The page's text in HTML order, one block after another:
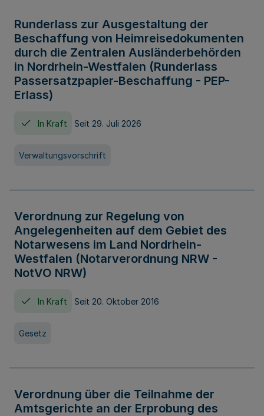
Runderlass zur Ausgestaltung der
Beschaffung von Heimreisedokumenten
durch die Zentralen Ausländerbehörden
in Nordrhein-Westfalen (Runderlass
Passersatzpapier-Beschaffung - PEP-
Erlass)
In Kraft Seit 29. Juli 2026
Verwaltungsvorschrift
Verordnung zur Regelung von
Angelegenheiten auf dem Gebiet des
Notarwesens im Land Nordrhein-
Westfalen (Notarverordnung NRW -
NotVO NRW)
In Kraft Seit 20. Oktober 2016
Gesetz
Verordnung über die Teilnahme der
Amtsgerichte an der Erprobung des